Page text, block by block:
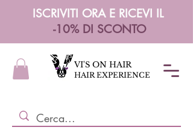
ISCRIVITI ORA E RICEVI IL
-10% DI SCONTO
HAIR EXPERIENCE
VI'S ON HAIR